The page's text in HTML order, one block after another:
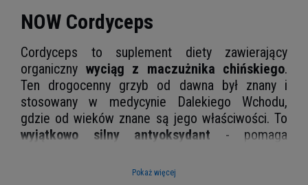
NOW Cordyceps
Cordyceps to suplement diety zawierający
organiczny wyciąg z maczużnika chińskiego.
Ten drogocenny grzyb od dawna był znany i
stosowany w medycynie Dalekiego Wchodu,
gdzie od wieków znane są jego właściwości. To
wyjątkowo silny antyoksydant - pomaga
które krążą po ciele niszcząc zdrowe komórki.
Pokaż więcej